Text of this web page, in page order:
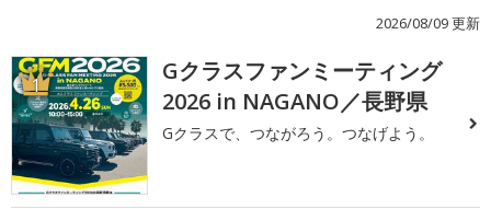
2026/08/09 更新
1
Gクラスファンミーティング
2026 in NAGANO／長野県
Gクラスで、つながろう。つなげよう。